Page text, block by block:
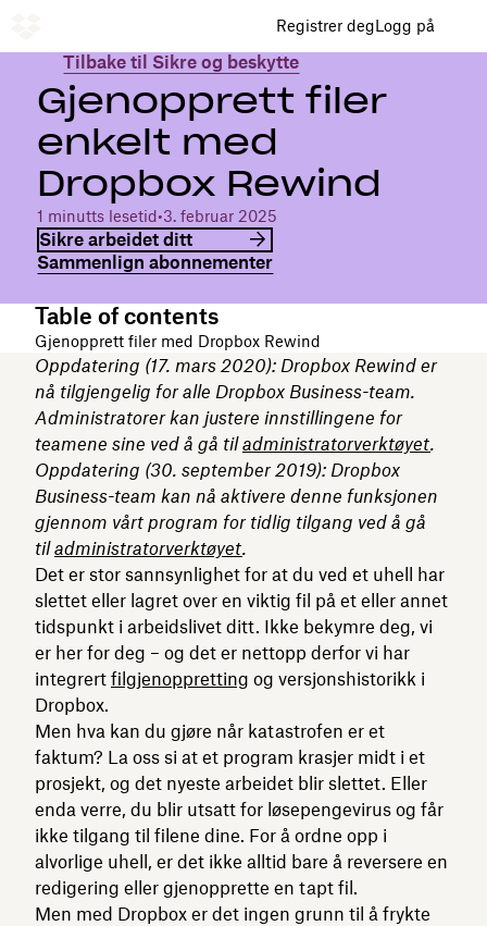
Registrer degLogg på
Tilbake til Sikre og beskytte
Gjenopprett filer
enkelt med
Dropbox Rewind
1 minutts lesetid•3. februar 2025
Sikre arbeidet ditt
Sammenlign abonnementer
Table of contents
Gjenopprett filer med Dropbox Rewind
Oppdatering (17. mars 2020): Dropbox Rewind er
nå tilgjengelig for alle Dropbox Business-team.
Administratorer kan justere innstillingene for
teamene sine ved å gå tiladministratorverktøyet.
Oppdatering (30. september 2019): Dropbox
Business-team kan nå aktivere denne funksjonen
gjennom vårt program for tidlig tilgang ved å gå
tiladministratorverktøyet.
Det er stor sannsynlighet for at du ved et uhell har
slettet eller lagret over en viktig fil på et eller annet
tidspunkt i arbeidslivet ditt. Ikke bekymre deg, vi
er her for deg – og det er nettopp derfor vi har
integrert filgjenoppretting og versjonshistorikk i
Dropbox.
Men hva kan du gjøre når katastrofen er et
faktum? La oss si at et program krasjer midt i et
prosjekt, og det nyeste arbeidet blir slettet. Eller
enda verre, du blir utsatt for løsepengevirus og får
ikke tilgang til filene dine. For å ordne opp i
alvorlige uhell, er det ikke alltid bare å reversere en
redigering eller gjenopprette en tapt fil.
Men med Dropbox er det ingen grunn til å frykte